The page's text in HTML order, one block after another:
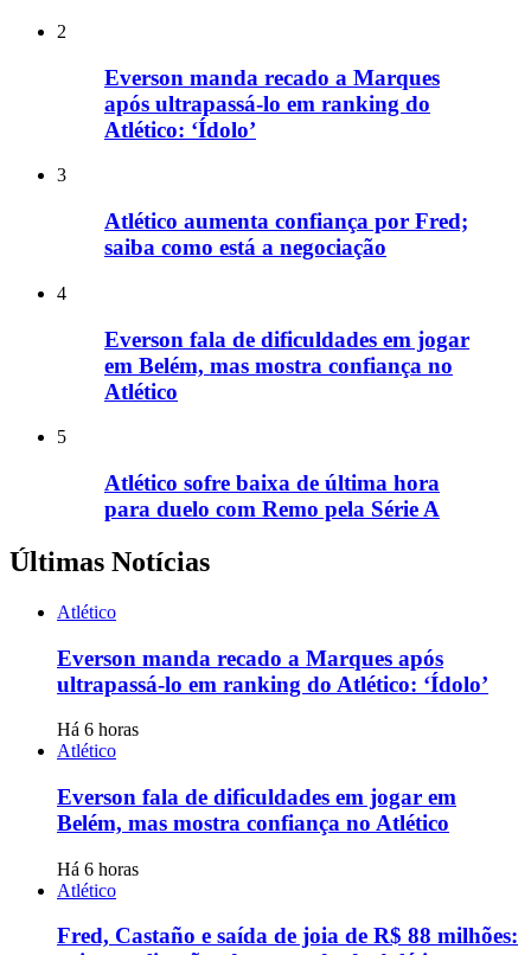
2
Everson manda recado a Marques
após ultrapassá-lo em ranking do
Atlético: ‘Ídolo’
3
Atlético aumenta confiança por Fred;
saiba como está a negociação
4
Everson fala de dificuldades em jogar
em Belém, mas mostra confiança no
Atlético
5
Atlético sofre baixa de última hora
para duelo com Remo pela Série A
Últimas Notícias
Atlético
Everson manda recado a Marques após
ultrapassá-lo em ranking do Atlético: ‘Ídolo’
Há 6 horas
Atlético
Everson fala de dificuldades em jogar em
Belém, mas mostra confiança no Atlético
Há 6 horas
Atlético
Fred, Castaño e saída de joia de R$ 88 milhões: